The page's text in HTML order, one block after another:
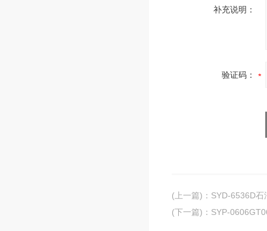
补充说明：
验证码：
(上一篇) ： SYD-6536D石
(下一篇) ： SYP-